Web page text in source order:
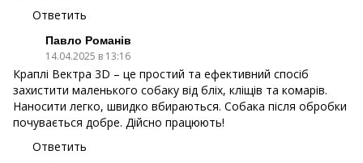
Ответить
Павло Романів
14.04.2025 в 13:16
Краплі Вектра 3D – це простий та ефективний спосіб
захистити маленького собаку від бліх, кліщів та комарів.
Наносити легко, швидко вбираються. Собака після обробки
почувається добре. Дійсно працюють!
Ответить